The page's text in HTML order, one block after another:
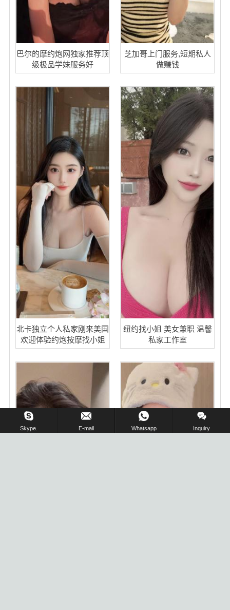
巴尔的摩约炮网独家推荐顶
级极品学妹服务好
芝加哥上门服务,短期私人
做赚钱
北卡独立个人私家刚来美国
欢迎体验约炮按摩找小姐
纽约找小姐 美女兼职 温馨
私家工作室
Skype. E-mail Whatsapp Inquiry
在线留言 !